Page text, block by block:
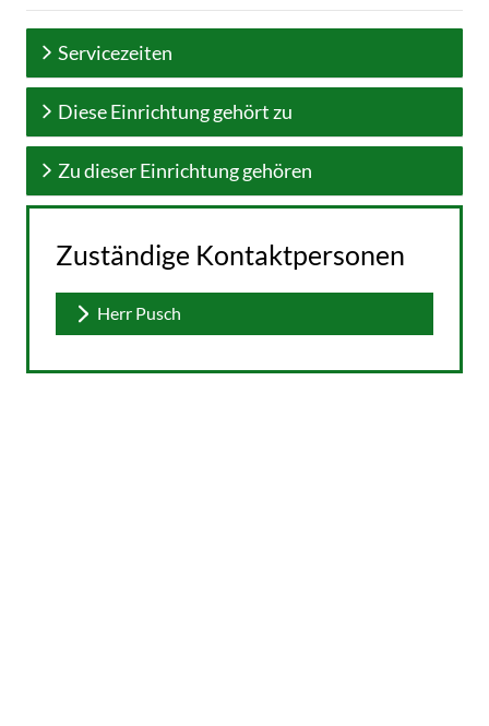
Servicezeiten
Diese Einrichtung gehört zu
Zu dieser Einrichtung gehören
Zuständige Kontaktpersonen
Herr Pusch